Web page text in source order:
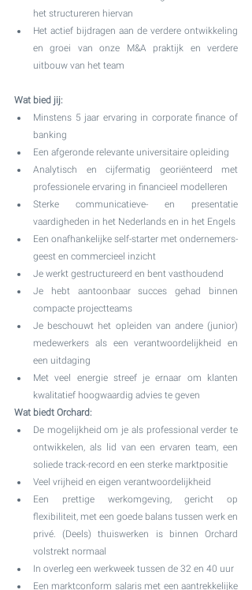
het structureren hiervan
Het actief bijdragen aan de verdere ontwikkeling
en groei van onze M&A praktijk en verdere
uitbouw van het team
Wat bied jij:
Minstens 5 jaar ervaring in corporate finance of
banking
Een afgeronde relevante universitaire opleiding
Analytisch en cijfermatig georiënteerd met
professionele ervaring in financieel modelleren
Sterke communicatieve- en presentatie
vaardigheden in het Nederlands en in het Engels
Een onafhankelijke self-starter met ondernemers-
geest en commercieel inzicht
Je werkt gestructureerd en bent vasthoudend
Je hebt aantoonbaar succes gehad binnen
compacte projectteams
Je beschouwt het opleiden van andere (junior)
medewerkers als een verantwoordelijkheid en
een uitdaging
Met veel energie streef je ernaar om klanten
kwalitatief hoogwaardig advies te geven
Wat biedt Orchard:
De mogelijkheid om je als professional verder te
ontwikkelen, als lid van een ervaren team, een
soliede track-record en een sterke marktpositie
Veel vrijheid en eigen verantwoordelijkheid
Een prettige werkomgeving, gericht op
flexibiliteit, met een goede balans tussen werk en
privé. (Deels) thuiswerken is binnen Orchard
volstrekt normaal
In overleg een werkweek tussen de 32 en 40 uur
Een marktconform salaris met een aantrekkelijke